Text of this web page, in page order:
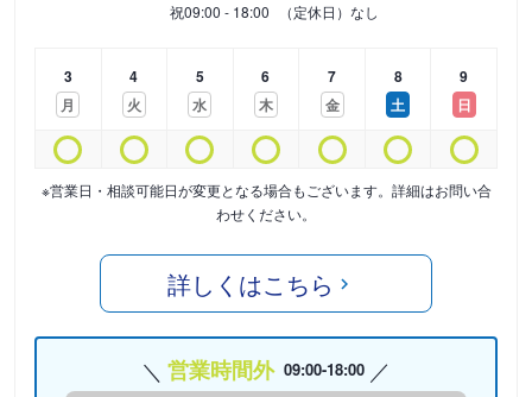
祝09:00 - 18:00 （定休日）なし
3
月
4
火
5
水
6
木
7
金
8
土
9
日
※営業日・相談可能日が変更となる場合もございます。詳細はお問い合
わせください。
詳しくはこちら
営業時間外 09:00-18:00